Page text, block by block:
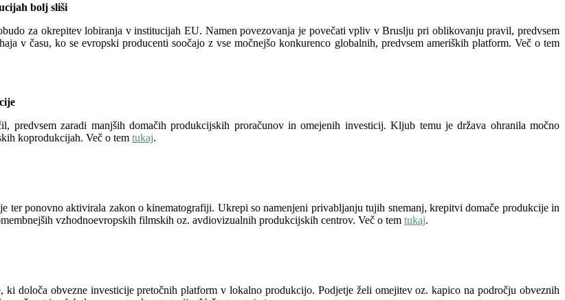
bolj sliši
za okrepitev lobiranja v institucijah EU. Namen povezovanja je povečati vpliv v Bruslju pri oblikovanju pravil, predvsem
v času, ko se evropski producenti soočajo z vse močnejšo konkurenco globalnih, predvsem ameriških platform. Več o tem
predvsem zaradi manjših domačih produkcijskih proračunov in omejenih investicij. Kljub temu je država ohranila močno
koprodukcijah. Več o tem tukaj.
ter ponovno aktivirala zakon o kinematografiji. Ukrepi so namenjeni privabljanju tujih snemanj, krepitvi domače produkcije in
vzhodnoevropskih filmskih oz. avdiovizualnih produkcijskih centrov. Več o tem tukaj.
ki določa obvezne investicije pretočnih platform v lokalno produkcijo. Podjetje želi omejitev oz. kapico na področju obveznih